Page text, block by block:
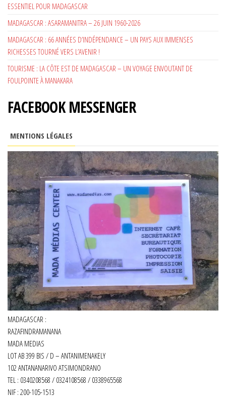
ESSENTIEL POUR MADAGASCAR
MADAGASCAR : ASARAMANITRA – 26 JUIN 1960-2026
MADAGASCAR : 66 ANNÉES D’INDÉPENDANCE – UN PAYS AUX IMMENSES
RICHESSES TOURNÉ VERS L’AVENIR !
TOURISME : LA CÔTE EST DE MADAGASCAR – UN VOYAGE ENVOUTANT DE
FOULPOINTE À MANAKARA
FACEBOOK MESSENGER
MENTIONS LÉGALES
MADAGASCAR :
RAZAFINDRAMANANA
MADA MEDIAS
LOT AB 399 BIS / D – ANTANIMENAKELY
102 ANTANANARIVO ATSIMONDRANO
TEL : 0340208568 / 0324108568 / 0338965568
NIF : 200-105-1513